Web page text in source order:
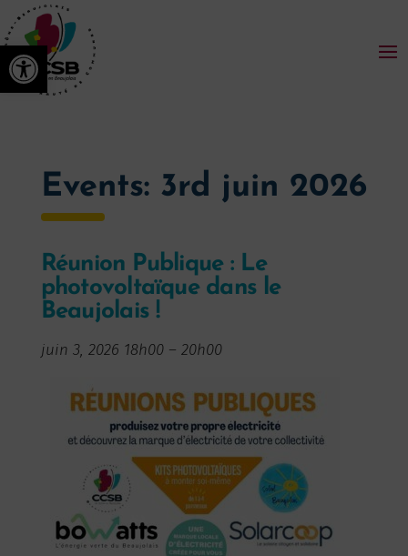
Ouvrir la barre d’outils
Events: 3rd juin 2026
Réunion Publique : Le
photovoltaïque dans le
Beaujolais !
juin 3, 2026 18h00– 20h00